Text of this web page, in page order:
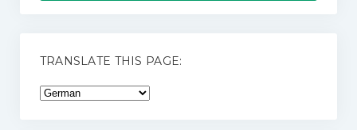
TRANSLATE THIS PAGE: